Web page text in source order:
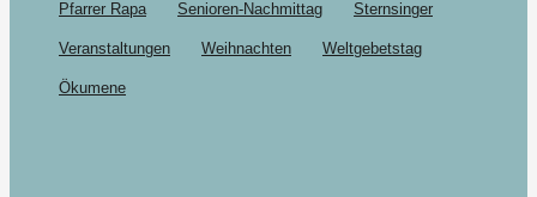
Pfarrer Rapa Senioren-Nachmittag Sternsinger
Veranstaltungen Weihnachten Weltgebetstag
Ökumene